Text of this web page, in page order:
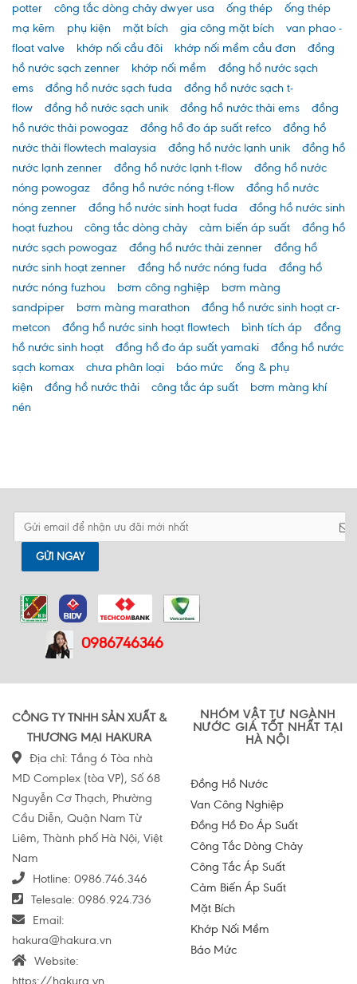
potter
công tắc dòng chảy dwyer usa ống thép
ống thép
mạ kẽm
phụ kiện mặt bích gia công mặt bích
van phao -
float valve
khớp nối cầu đôi khớp nối mềm cầu đơn
đồng
hồ nước sạch zenner
khớp nối mềm
đồng hồ nước sạch
ems
đồng hồ nước sạch fuda
đồng hồ nước sạch t-
flow
đồng hồ nước sạch unik đồng hồ nước thải ems
đồng
hồ nước thải powogaz
đồng hồ đo áp suất refco
đồng hồ
nước thải flowtech malaysia
đồng hồ nước lạnh unik
đồng hồ
nước lạnh zenner
đồng hồ nước lạnh t-flow
đồng hồ nước
nóng powogaz
đồng hồ nước nóng t-flow
đồng hồ nước
nóng zenner
đồng hồ nước sinh hoạt fuda
đồng hồ nước sinh
hoạt fuzhou
công tắc dòng chảy cảm biến áp suất
đồng hồ
nước sạch powogaz
đồng hồ nước thải zenner
đồng hồ
nước sinh hoạt zenner
đồng hồ nước nóng fuda
đồng hồ
nước nóng fuzhou
bơm công nghiệp
bơm màng
sandpiper
bơm màng marathon
đồng hồ nước sinh hoạt cr-
metcon
đồng hồ nước sinh hoạt flowtech bình tích áp
đồng
hồ nước sinh hoạt
đồng hồ đo áp suất yamaki
đồng hồ nước
sạch komax
chưa phân loại báo mức
ống & phụ
kiện
đồng hồ nước thải công tắc áp suất
bơm màng khí
nén
GỬI NGAY
0986746346
CÔNG TY TNHH SẢN XUẤT &
THƯƠNG MẠI HAKURA
Địa chỉ: Tầng 6 Tòa nhà
MD Complex (tòa VP), Số 68
Nguyễn Cơ Thạch, Phường
Cầu Diễn, Quận Nam Từ
Liêm, Thành phố Hà Nội, Việt
Nam
Hotline: 0986.746.346
Telesale: 0986.924.736
Email:
hakura@hakura.vn
Website:
https://hakura.vn
NHÓM VẬT TƯ NGÀNH
NƯỚC GIÁ TỐT NHẤT TẠI
HÀ NỘI
Đồng Hồ Nước
Van Công Nghiệp
Đồng Hồ Đo Áp Suất
Công Tắc Dòng Chảy
Công Tắc Áp Suất
Cảm Biến Áp Suất
Mặt Bích
Khớp Nối Mềm
Báo Mức